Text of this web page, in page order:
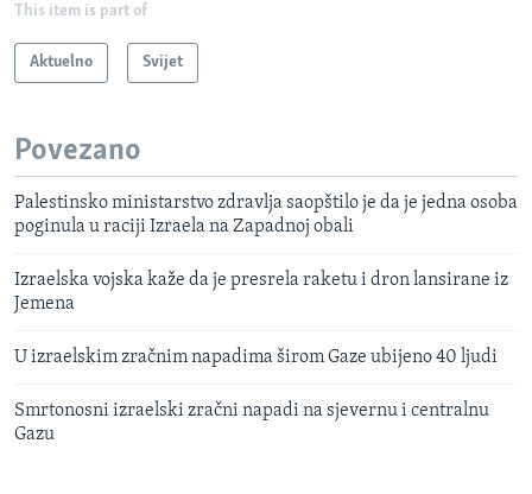
This item is part of
Aktuelno Svijet
Povezano
Palestinsko ministarstvo zdravlja saopštilo je da je jedna osoba
poginula u raciji Izraela na Zapadnoj obali
Izraelska vojska kaže da je presrela raketu i dron lansirane iz
Jemena
U izraelskim zračnim napadima širom Gaze ubijeno 40 ljudi
Smrtonosni izraelski zračni napadi na sjevernu i centralnu
Gazu